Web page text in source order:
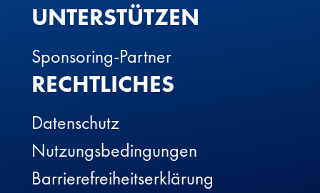
UNTERSTÜTZEN
Sponsoring-Partner
RECHTLICHES
Datenschutz
Nutzungsbedingungen
Barrierefreiheitserklärung